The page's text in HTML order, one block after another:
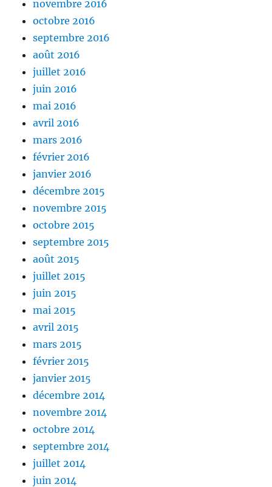
novembre 2016
octobre 2016
septembre 2016
août 2016
juillet 2016
juin 2016
mai 2016
avril 2016
mars 2016
février 2016
janvier 2016
décembre 2015
novembre 2015
octobre 2015
septembre 2015
août 2015
juillet 2015
juin 2015
mai 2015
avril 2015
mars 2015
février 2015
janvier 2015
décembre 2014
novembre 2014
octobre 2014
septembre 2014
juillet 2014
juin 2014